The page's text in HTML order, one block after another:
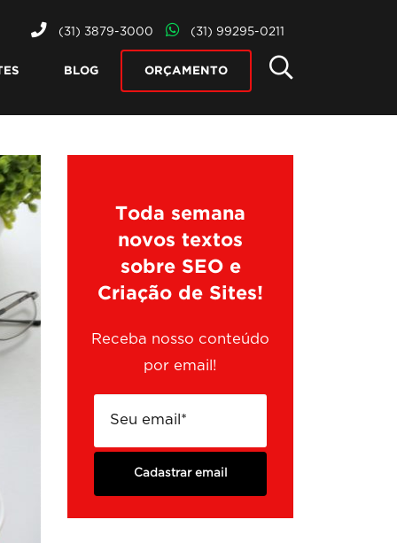
(31) 3879-3000 (31) 99295-0211
BLOG ORÇAMENTO
Toda semana
novos textos
sobre SEO e
Criação de Sites!
Receba nosso conteúdo
por email!
Cadastrar email